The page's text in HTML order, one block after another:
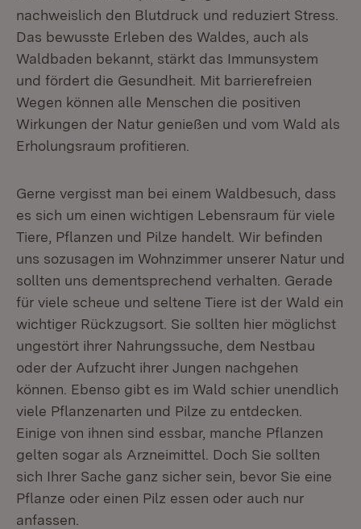
nachweislich den Blutdruck und reduziert Stress.
Das bewusste Erleben des Waldes, auch als
Waldbaden bekannt, stärkt das Immunsystem
und fördert die Gesundheit. Mit barrierefreien
Wegen können alle Menschen die positiven
Wirkungen der Natur genießen und vom Wald als
Erholungsraum profitieren.
Gerne vergisst man bei einem Waldbesuch, dass
es sich um einen wichtigen Lebensraum für viele
Tiere, Pflanzen und Pilze handelt. Wir befinden
uns sozusagen im Wohnzimmer unserer Natur und
sollten uns dementsprechend verhalten. Gerade
für viele scheue und seltene Tiere ist der Wald ein
wichtiger Rückzugsort. Sie sollten hier möglichst
ungestört ihrer Nahrungssuche, dem Nestbau
oder der Aufzucht ihrer Jungen nachgehen
können. Ebenso gibt es im Wald schier unendlich
viele Pflanzenarten und Pilze zu entdecken.
Einige von ihnen sind essbar, manche Pflanzen
gelten sogar als Arzneimittel. Doch Sie sollten
sich Ihrer Sache ganz sicher sein, bevor Sie eine
Pflanze oder einen Pilz essen oder auch nur
anfassen.